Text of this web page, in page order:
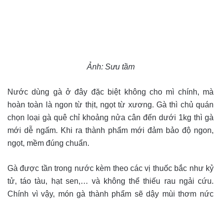
Ảnh: Sưu tầm
Nước dùng gà ở đây đặc biệt không cho mì chính, mà
hoàn toàn là ngon từ thịt, ngọt từ xương. Gà thì chủ quán
chọn loại gà quê chỉ khoảng nửa cân đến dưới 1kg thì gà
mới dễ ngấm. Khi ra thành phẩm mới đảm bảo độ ngon,
ngọt, mềm đúng chuẩn.
Gà được tần trong nước kèm theo các vị thuốc bắc như kỷ
tử, táo tàu, hạt sen,… và không thể thiếu rau ngải cứu.
Chính vì vậy, món gà thành phẩm sẽ dậy mùi thơm nức